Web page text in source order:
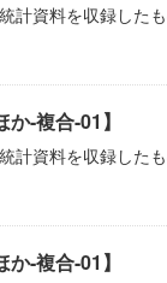
計資料を収録したも
-複合-01】
計資料を収録したも
-複合-01】